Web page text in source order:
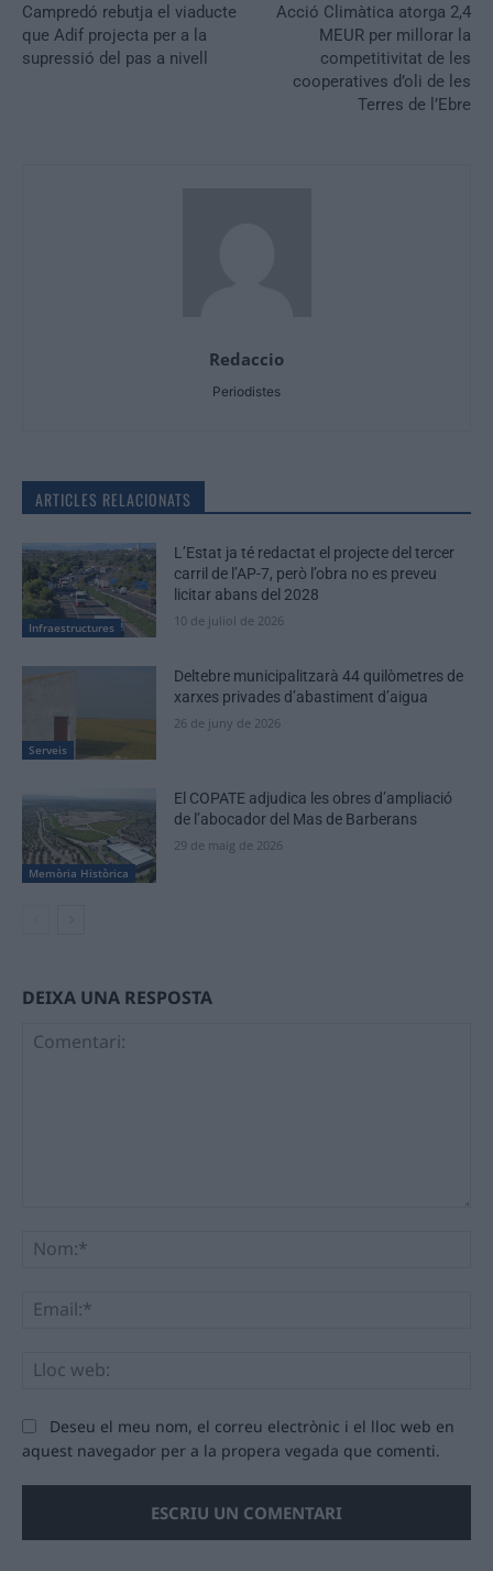
Campredó rebutja el viaducte
que Adif projecta per a la
supressió del pas a nivell
Acció Climàtica atorga 2,4
MEUR per millorar la
competitivitat de les
cooperatives d’oli de les
Terres de l’Ebre
Redaccio
Periodistes
ARTICLES RELACIONATS
Infraestructures
L’Estat ja té redactat el projecte del tercer
carril de l’AP-7, però l’obra no es preveu
licitar abans del 2028
10 de juliol de 2026
Serveis
Deltebre municipalitzarà 44 quilòmetres de
xarxes privades d’abastiment d’aigua
26 de juny de 2026
Memòria Històrica
El COPATE adjudica les obres d’ampliació
de l’abocador del Mas de Barberans
29 de maig de 2026
DEIXA UNA RESPOSTA
Deseu el meu nom, el correu electrònic i el lloc web en
aquest navegador per a la propera vegada que comenti.